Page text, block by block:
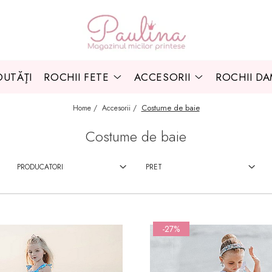
ROCHII FETE ACCESORII ROCHII
Home / Accesorii / Costume de baie
Costume de baie
PRODUCATORI PRET
-27%